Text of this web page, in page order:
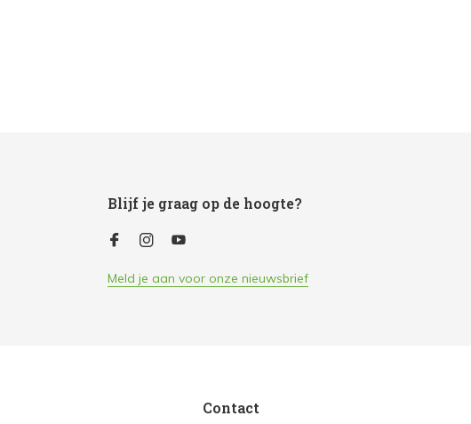
Blijf je graag op de hoogte?
Meld je aan voor onze nieuwsbrief
Contact